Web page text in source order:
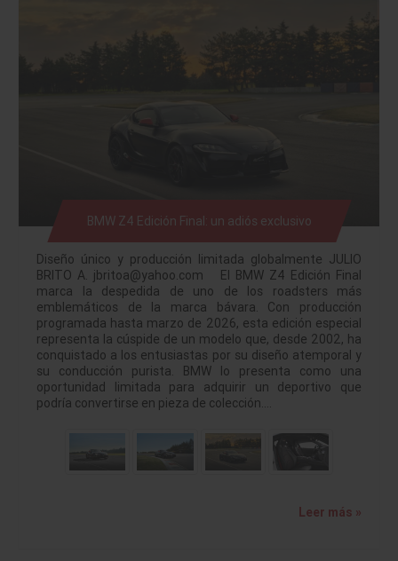
BMW Z4 Edición Final: un adiós exclusivo
Diseño único y producción limitada globalmente JULIO
BRITO A. jbritoa@yahoo.com El BMW Z4 Edición Final
marca la despedida de uno de los roadsters más
emblemáticos de la marca bávara. Con producción
programada hasta marzo de 2026, esta edición especial
representa la cúspide de un modelo que, desde 2002, ha
conquistado a los entusiastas por su diseño atemporal y
su conducción purista. BMW lo presenta como una
oportunidad limitada para adquirir un deportivo que
podría convertirse en pieza de colección.…
Leer más »